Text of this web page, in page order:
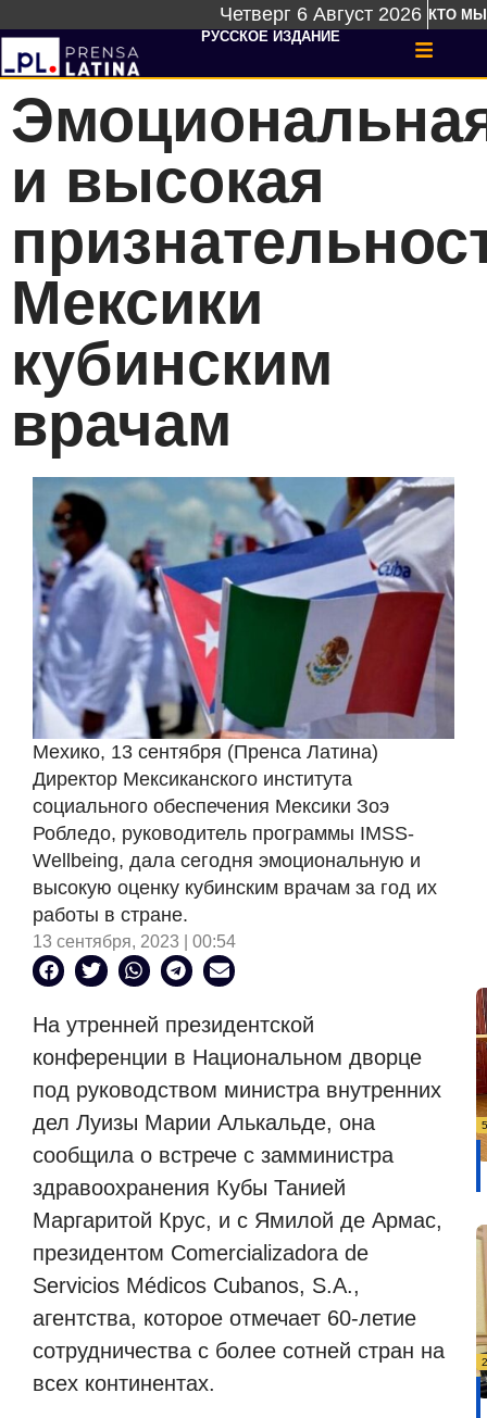
Четверг 6 Август 2026 КТО МЫ
РУССКОЕ ИЗДАНИЕ
и высокая
Мексики
кубинским
врачам
Мехико, 13 сентября (Пренса Латина)
Директор Мексиканского института
социального обеспечения Мексики Зоэ
Робледо, руководитель программы IMSS-
Wellbeing, дала сегодня эмоциональную и
высокую оценку кубинским врачам за год их
работы в стране.
13 сентября, 2023 | 00:54
На утренней президентской
конференции в Национальном дворце
под руководством министра внутренних
дел Луизы Марии Алькальде, она
сообщила о встрече с замминистра
здравоохранения Кубы Танией
Маргаритой Крус, и с Ямилой де Армас,
президентом Comercializadora de
Servicios Médicos Cubanos, S.A.,
агентства, которое отмечает 60-летие
сотрудничества с более сотней стран на
всех континентах.